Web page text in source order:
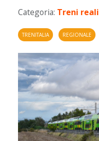
Categoria: Treni reali
TRENITALIA REGIONALE